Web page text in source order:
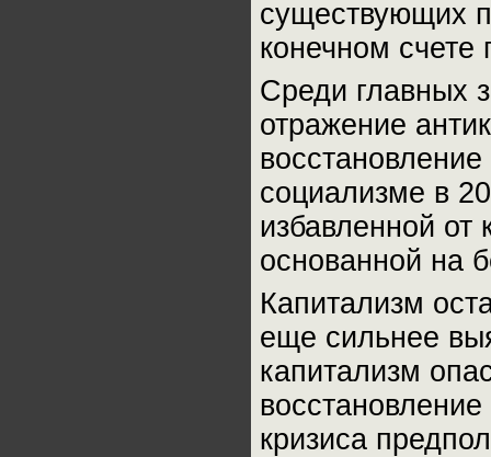
существующих
конечном счете
Среди главных
отражение
социализме в
избавленной от
основанной на
Капитализм
еще сильнее
капитализм
кризиса